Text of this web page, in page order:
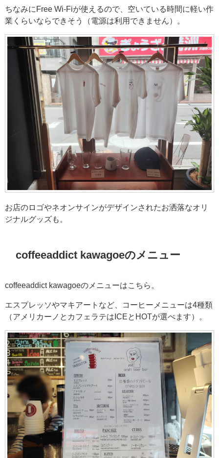
ちなみにFree Wi-Fiが使えるので、空いている時間に軽い作
業くらいならできそう（電源は利用できません）。
お店のロゴやネオンサインがデザインされたお洒落なオリ
ジナルグッズも。
coffeeaddict kawagoeのメニュー
coffeeaddict kawagoeのメニューはこちら。
エスプレッソやマキアートなど、コーヒーメニューは4種類
（アメリカーノとカフェラテはICEとHOTが選べます）。